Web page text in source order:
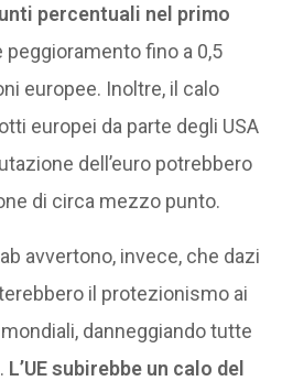
percentuali nel primo
peggioramento fino a 0,5
europee. Inoltre, il calo
europei da parte degli USA
dell’euro potrebbero
di circa mezzo punto.
avvertono, invece, che dazi
il protezionismo ai
danneggiando tutte
L’UE subirebbe un calo del